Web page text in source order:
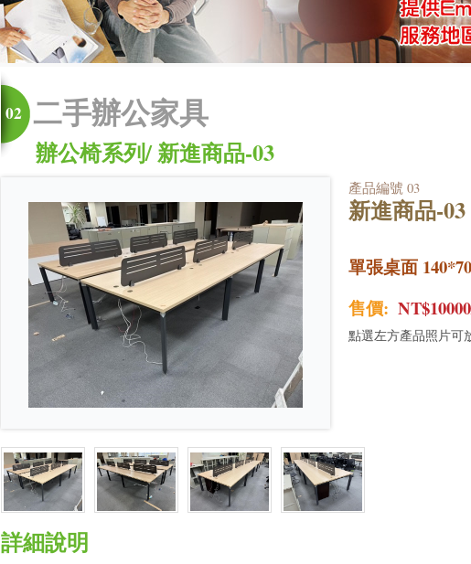
02 二手辦公家具
辦公椅系列/ 新進商品-03
產品編號 03
新進商品-03
單張桌面
售價:
點選左方產品照片可
詳細說明